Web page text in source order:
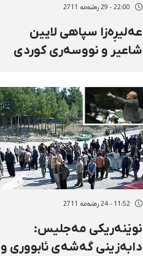
22:00 - 29 رەشەمه 2711
عەلیڕەزا سپاهی لایین
شاعیر و نووسەری كوردی
11:52 - 24 رەشەمه 2711
نوێنەریكی مەجلیس:
دابەزینی گەشەی ئابووری و